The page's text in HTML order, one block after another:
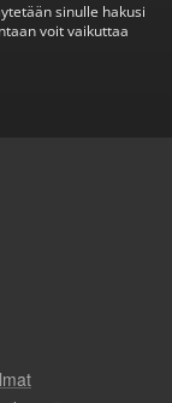
sinulle hakusi
voit vaikuttaa